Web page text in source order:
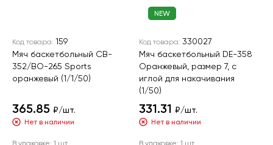
Код товара: 159
Мяч баскетбольный CB-
352/ВО-265 Sports
оранжевый (1/1/50)
365.85 ₽/шт.
Нет в наличии
В упаковке: 1 шт.
NEW
Код товара: 330027
Мяч баскетбольный DE-358
Оранжевый, размер 7, с
иглой для накачивания
(1/50)
331.31 ₽/шт.
Нет в наличии
В упаковке: 1 шт.